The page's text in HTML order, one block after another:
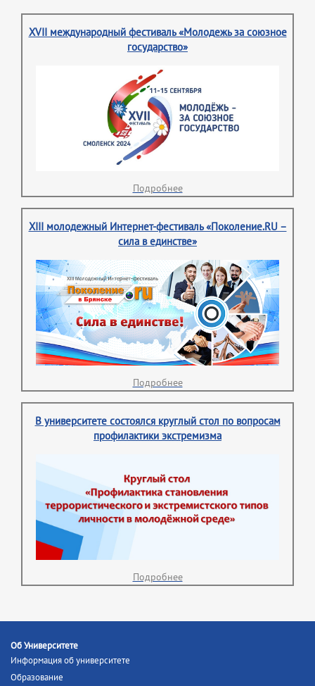
XVII международный фестиваль «Молодежь за союзное
государство»
Подробнее
XIII молодежный Интернет-фестиваль «Поколение.RU –
сила в единстве»
Подробнее
В университете состоялся круглый стол по вопросам
профилактики экстремизма
Подробнее
Об Университете
Информация об университете
Образование